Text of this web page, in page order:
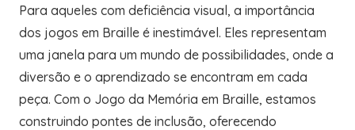
Para aqueles com deficiência visual, a importância
dos jogos em Braille é inestimável. Eles representam
uma janela para um mundo de possibilidades, onde a
diversão e o aprendizado se encontram em cada
peça. Com o Jogo da Memória em Braille, estamos
construindo pontes de inclusão, oferecendo